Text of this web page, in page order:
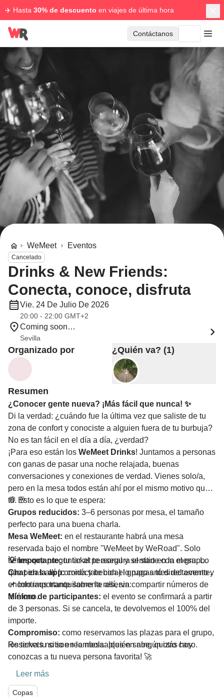
✈️ Hasta 30% de descuento en viajes de última hora
Contáctanos
WeMeet Eventos
Cancelado
Drinks & New Friends:
Conecta, conoce, disfruta
Vie. 24 De Julio De 2026
20:00 - 22:00 GMT+2
Coming soon…
Sevilla
Organizado por ¿Quién va? (1)
Resumen
¿Conocer gente nueva? ¡Más fácil que nunca! ✨
Di la verdad: ¿cuándo fue la última vez que saliste de tu
zona de confort y conociste a alguien fuera de tu burbuja?
No es tan fácil en el día a día, ¿verdad?
¡Para eso están los WeMeet Drinks! Juntamos a personas
con ganas de pasar una noche relajada, buenas
conversaciones y conexiones de verdad. Vienes solo/a,
pero en la mesa todos están ahí por el mismo motivo que
tú. 🥂
💬 Esto es lo que te espera:
Grupos reducidos: 3–6 personas por mesa, el tamaño
perfecto para una buena charla.
Mesa WeMeet: en el restaurante habrá una mesa
reservada bajo el nombre "WeMeet by WeRoad". Solo
tienes que preguntar al personal y sentarte con el grupo.
Chat en la app:conéctate con el grupo antes del evento y
encontraos tranquilamente allí, sin compartir números de
teléfono.
💡 Importante:tu ticket te asegura el sitio en la mesa. Lo
que pidas allí (comida y bebida) lo pagas tú directamente.
📌 Info importante sobre la reserva:
Mínimo de participantes: el evento se confirmará a partir
de 3 personas. Si se cancela, te devolvemos el 100% del
importe.
Compromiso: como reservamos las plazas para el grupo,
los tickets no son reembolsables en ningún otro caso.
Reserva tu sitio en la mesa: ¡quién sabe, quizás hoy
conozcas a tu nueva persona favorita! 🚀
Leer más
Copas